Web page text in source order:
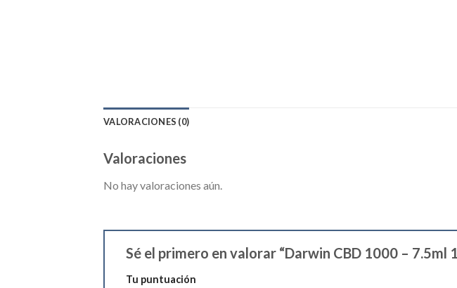
VALORACIONES (0)
Valoraciones
No hay valoraciones aún.
Sé el primero en valorar “Darwin CBD 1000 –
Tu puntuación